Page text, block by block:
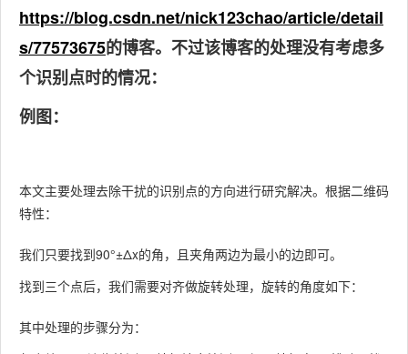
https://blog.csdn.net/nick123chao/article/detail
s/77573675的博客。不过该博客的处理没有考虑多
个识别点时的情况：
例图：
本文主要处理去除干扰的识别点的方向进行研究解决。根据二维码
特性：
我们只要找到90°±Δx的角，且夹角两边为最小的边即可。
找到三个点后，我们需要对齐做旋转处理，旋转的角度如下：
其中处理的步骤分为：